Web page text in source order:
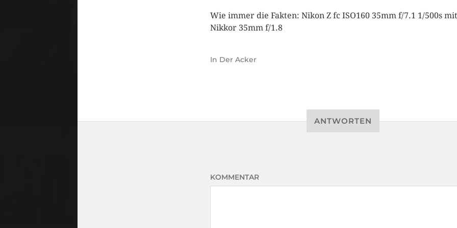
Wie immer die Fakten: Nikon Z fc ISO160 35mm f/7.1 1/500s mit
Nikkor 35mm f/1.8
In Der Acker
ANTWORTEN
KOMMENTAR